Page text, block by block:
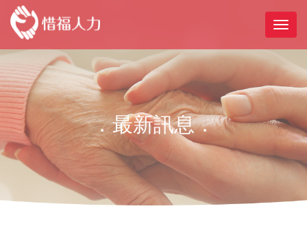
．最新訊息．